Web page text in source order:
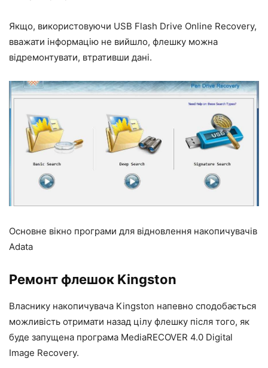
Якщо, використовуючи USB Flash Drive Online Recovery,
вважати інформацію не вийшло, флешку можна
відремонтувати, втративши дані.
Основне вікно програми для відновлення накопичувачів
Adata
Ремонт флешок Kingston
Власнику накопичувача Kingston напевно сподобається
можливість отримати назад цілу флешку після того, як
буде запущена програма MediaRECOVER 4.0 Digital
Image Recovery.